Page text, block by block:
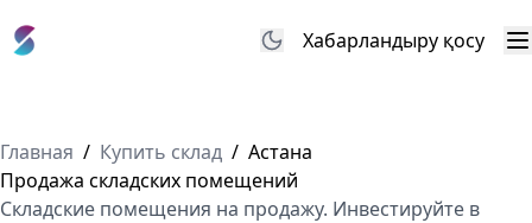
Хабарландыру қосу
Главная / Купить склад / Астана
Продажа складских помещений
Складские помещения на продажу. Инвестируйте в